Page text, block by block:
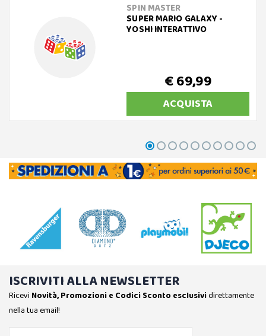
SPIN MASTER
SUPER MARIO GALAXY -
YOSHI INTERATTIVO
€ 69,99
ACQUISTA
ISCRIVITI ALLA NEWSLETTER
Ricevi Novità, Promozioni e Codici Sconto esclusividirettamente
nella tua email!